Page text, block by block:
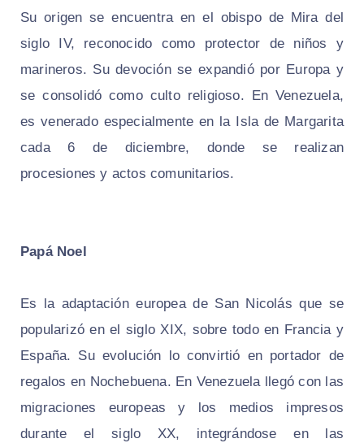
Su origen se encuentra en el obispo de Mira del
siglo IV, reconocido como protector de niños y
marineros. Su devoción se expandió por Europa y
se consolidó como culto religioso. En Venezuela,
es venerado especialmente en la Isla de Margarita
cada 6 de diciembre, donde se realizan
procesiones y actos comunitarios.
Papá Noel
Es la adaptación europea de San Nicolás que se
popularizó en el siglo XIX, sobre todo en Francia y
España. Su evolución lo convirtió en portador de
regalos en Nochebuena. En Venezuela llegó con las
migraciones europeas y los medios impresos
durante el siglo XX, integrándose en las